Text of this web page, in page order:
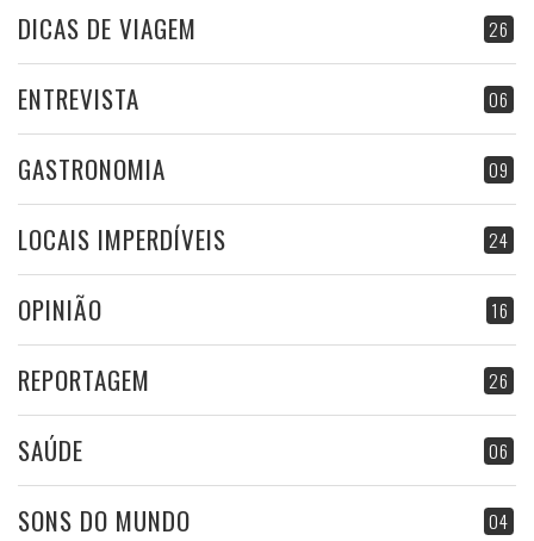
26
DICAS DE VIAGEM
06
ENTREVISTA
09
GASTRONOMIA
24
LOCAIS IMPERDÍVEIS
16
OPINIÃO
26
REPORTAGEM
06
SAÚDE
04
SONS DO MUNDO